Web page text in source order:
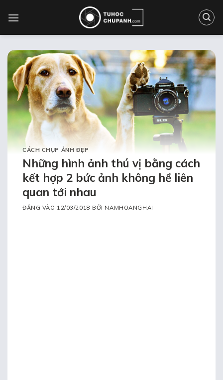
qua
CÁCH CHỤP ẢNH ĐẸP
Những hình ảnh thú vị bằng cách
kết hợp 2 bức ảnh không hề liên
quan tới nhau
ĐĂNG VÀO 12/03/2018 BỞI NAMHOANGHAI